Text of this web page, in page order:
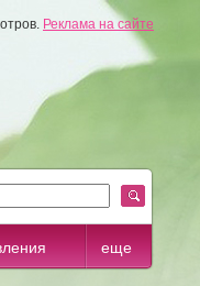
Реклама на сайте
еще